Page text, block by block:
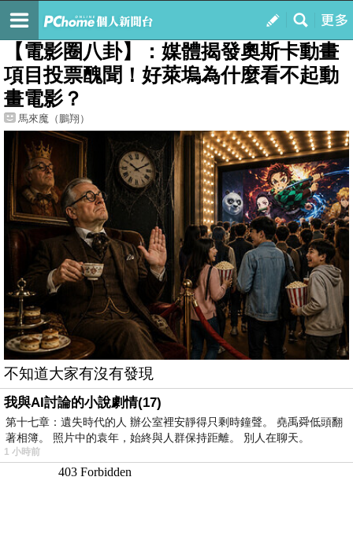
我的
最新文章
【電影圈八卦】：媒體揭發奧斯卡動畫
項目投票醜聞！好萊塢為什麼看不起動
畫電影？
馬來魔（鵬翔）
不知道大家有沒有發現
我與AI討論的小說劇情(17)
第十七章：遺失時代的人 辦公室裡安靜得只剩時鐘聲。 堯禹舜低頭翻
著相簿。 照片中的袁年，始終與人群保持距離。 別人在聊天。
1 小時前